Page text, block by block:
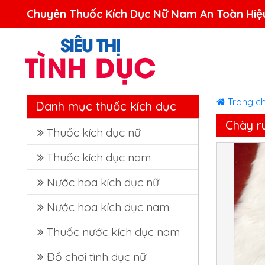
Trang
Chày
Danh mục thuốc kích dục
Thuốc kích dục nữ
Thuốc kích dục nam
Nước hoa kích dục nữ
Nước hoa kích dục nam
Thuốc nước kích dục nam
Đồ chơi tình dục nữ